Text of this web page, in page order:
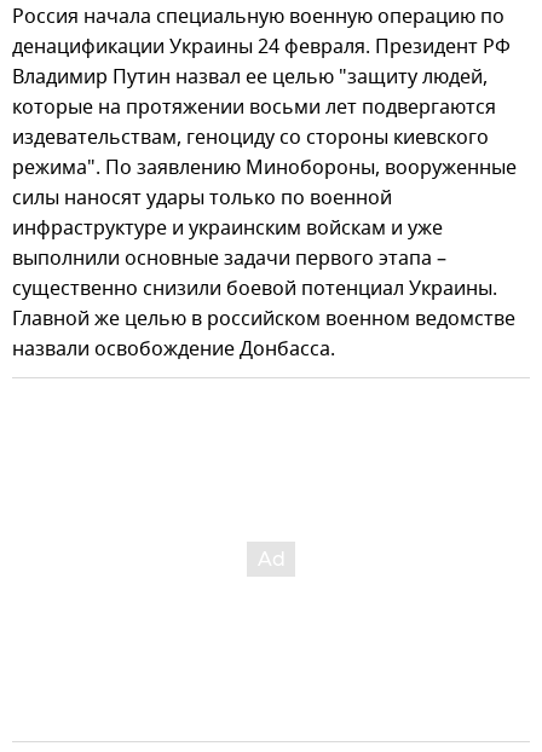
Россия начала специальную военную операцию по
денацификации Украины 24 февраля. Президент РФ
Владимир Путин назвал ее целью "защиту людей,
которые на протяжении восьми лет подвергаются
издевательствам, геноциду со стороны киевского
режима". По заявлению Минобороны, вооруженные
силы наносят удары только по военной
инфраструктуре и украинским войскам и уже
выполнили основные задачи первого этапа –
существенно снизили боевой потенциал Украины.
Главной же целью в российском военном ведомстве
назвали освобождение Донбасса.